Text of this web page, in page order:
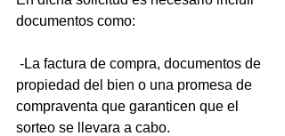
documentos como:
propiedad del bien o una promesa de
compraventa que garanticen que el
sorteo se llevara a cabo.